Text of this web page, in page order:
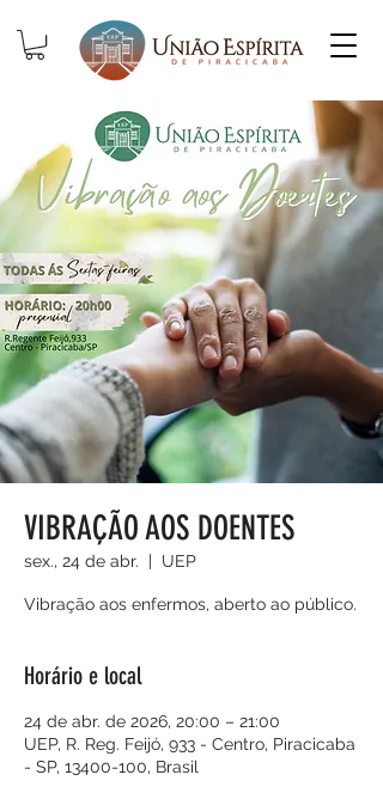
VIBRAÇÃO AOS DOENTES
sex., 24 de abr.
  |
UEP
Vibração aos enfermos, aberto ao público.
Horário e local
24 de abr. de 2026, 20:00 – 21:00
UEP, R. Reg. Feijó, 933 - Centro, Piracicaba
- SP, 13400-100, Brasil